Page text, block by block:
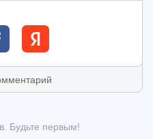
Будьте первым!